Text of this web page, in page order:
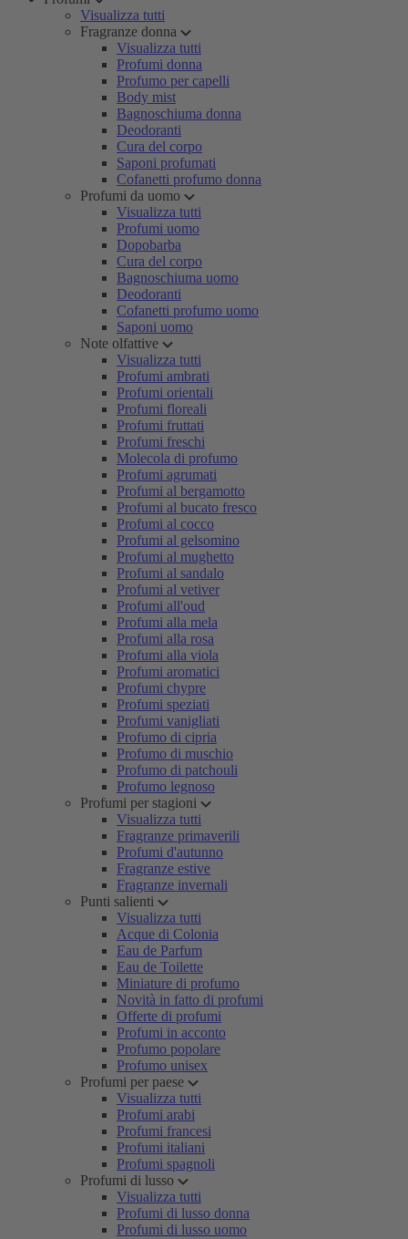
Visualizza tutti
Fragranze donna
Visualizza tutti
Profumi donna
Profumo per capelli
Body mist
Bagnoschiuma donna
Deodoranti
Cura del corpo
Saponi profumati
Cofanetti profumo donna
Profumi da uomo
Visualizza tutti
Profumi uomo
Dopobarba
Cura del corpo
Bagnoschiuma uomo
Deodoranti
Cofanetti profumo uomo
Saponi uomo
Note olfattive
Visualizza tutti
Profumi ambrati
Profumi orientali
Profumi floreali
Profumi fruttati
Profumi freschi
Molecola di profumo
Profumi agrumati
Profumi al bergamotto
Profumi al bucato fresco
Profumi al cocco
Profumi al gelsomino
Profumi al mughetto
Profumi al sandalo
Profumi al vetiver
Profumi all'oud
Profumi alla mela
Profumi alla rosa
Profumi alla viola
Profumi aromatici
Profumi chypre
Profumi speziati
Profumi vanigliati
Profumo di cipria
Profumo di muschio
Profumo di patchouli
Profumo legnoso
Profumi per stagioni
Visualizza tutti
Fragranze primaverili
Profumi d'autunno
Fragranze estive
Fragranze invernali
Punti salienti
Visualizza tutti
Acque di Colonia
Eau de Parfum
Eau de Toilette
Miniature di profumo
Novità in fatto di profumi
Offerte di profumi
Profumi in acconto
Profumo popolare
Profumo unisex
Profumi per paese
Visualizza tutti
Profumi arabi
Profumi francesi
Profumi italiani
Profumi spagnoli
Profumi di lusso
Visualizza tutti
Profumi di lusso donna
Profumi di lusso uomo